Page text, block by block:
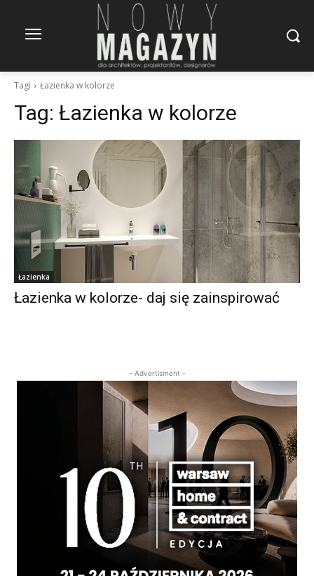
Tagi Łazienka w kolorze
Tag: Łazienka w kolorze
Łazienka
Łazienka w kolorze- daj się zainspirować
- Advertisment -